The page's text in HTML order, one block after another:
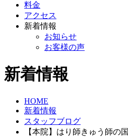
料金
アクセス
新着情報
お知らせ
お客様の声
新着情報
HOME
新着情報
スタッフブログ
【本院】はり師きゅう師の